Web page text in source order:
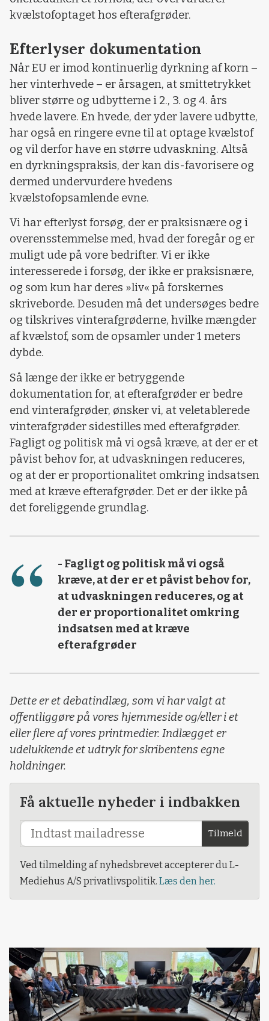
kvælstofoptaget hos efterafgrøder.
Efterlyser dokumentation
Når EU er imod kontinuerlig dyrkning af korn –
her vinterhvede – er årsagen, at smittetrykket
bliver større og udbytterne i 2., 3. og 4. års
hvede lavere. En hvede, der yder lavere udbytte,
har også en ringere evne til at optage kvælstof
og vil derfor have en større udvaskning. Altså
en dyrkningspraksis, der kan dis-favorisere og
dermed undervurdere hvedens
kvælstofopsamlende evne.
Vi har efterlyst forsøg, der er praksisnære og i
overensstemmelse med, hvad der foregår og er
muligt ude på vore bedrifter. Vi er ikke
interesserede i forsøg, der ikke er praksisnære,
og som kun har deres »liv« på forskernes
skriveborde. Desuden må det undersøges bedre
og tilskrives vinterafgrøderne, hvilke mængder
af kvælstof, som de opsamler under 1 meters
dybde.
Så længe der ikke er betryggende
dokumentation for, at efterafgrøder er bedre
end vinterafgrøder, ønsker vi, at veletablerede
vinterafgrøder sidestilles med efterafgrøder.
Fagligt og politisk må vi også kræve, at der er et
påvist behov for, at udvaskningen reduceres,
og at der er proportionalitet omkring indsatsen
med at kræve efterafgrøder. Det er der ikke på
det foreliggende grundlag.
- Fagligt og politisk må vi også
kræve, at der er et påvist behov for,
at udvaskningen reduceres, og at
der er proportionalitet omkring
indsatsen med at kræve
efterafgrøder
Dette er et debatindlæg, som vi har valgt at
offentliggøre på vores hjemmeside og/eller i et
eller flere af vores printmedier. Indlægget er
udelukkende et udtryk for skribentens egne
holdninger.
Få aktuelle nyheder i indbakken
Tilmeld
Ved tilmelding af nyhedsbrevet accepterer du L-
Mediehus A/S privatlivspolitik. Læs den her.